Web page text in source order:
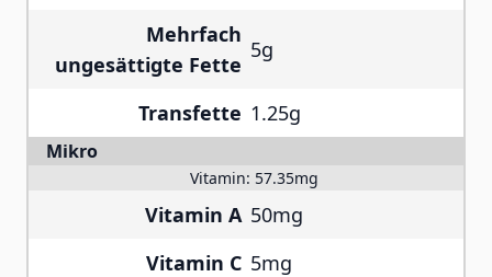
Mehrfach
ungesättigte Fette
5g
Transfette 1.25g
Mikro
Vitamin: 57.35mg
Vitamin A 50mg
Vitamin C 5mg